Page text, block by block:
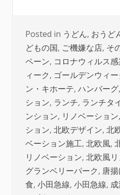
Posted in うどん, おうど
どもの国, ご機嫌な店, そ
ペーン, コロナウィルス
ィーク, ゴールデンウィー
ン・キホーテ, ハンバーグ,
ション, ランチ, ランチタ
ンション, リノベーション,
ション, 北欧デザイン, 北
ベーション施工, 北欧風,
リノベーション, 北欧風
グランベリーパーク, 唐
食, 小田急線, 小田急線,